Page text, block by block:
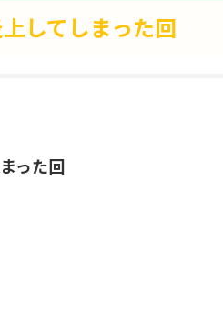
してしまった回
った回